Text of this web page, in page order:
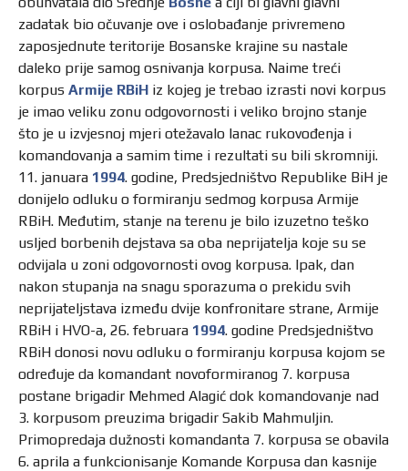
zadatak bio očuvanje ove i oslobađanje privremeno
zaposjednute teritorije Bosanske krajine su nastale
daleko prije samog osnivanja korpusa. Naime treći
korpus Armije RBiHiz kojeg je trebao izrasti novi korpus
je imao veliku zonu odgovornosti i veliko brojno stanje
što je u izvjesnoj mjeri otežavalo lanac rukovođenja i
komandovanja a samim time i rezultati su bili skromniji.
11. januara 1994. godine, Predsjedništvo Republike BiH je
donijelo odluku o formiranju sedmog korpusa Armije
RBiH. Međutim, stanje na terenu je bilo izuzetno teško
usljed borbenih dejstava sa oba neprijatelja koje su se
odvijala u zoni odgovornosti ovog korpusa. Ipak, dan
nakon stupanja na snagu sporazuma o prekidu svih
neprijateljstava između dvije konfronitare strane, Armije
RBiH i HVO-a, 26. februara 1994. godine Predsjedništvo
RBiH donosi novu odluku o formiranju korpusa kojom se
određuje da komandant novoformiranog 7. korpusa
postane brigadir Mehmed Alagić dok komandovanje nad
3. korpusom preuzima brigadir Sakib Mahmuljin.
Primopredaja dužnosti komandanta 7. korpusa se obavila
6. aprila a funkcionisanje Komande Korpusa dan kasnije